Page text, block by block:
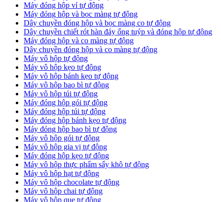
Máy đóng hộp vỉ tự động
Máy đóng hộp và bọc màng tự động
Dây chuyền đóng hộp và bọc màng co tự động
Dây chuyền chiết rót hàn đáy ống tuýp và đóng hộp tự động
Máy đóng hộp và co màng tự động
Dây chuyền đóng hộp và co màng tự động
Máy vô hộp tự động
Máy vô hộp kẹo tự động
Máy vô hộp bánh kẹo tự động
Máy vô hộp bao bì tự động
Máy vô hộp túi tự động
Máy đóng hộp gói tự động
Máy đóng hộp túi tự động
Máy đóng hộp bánh kẹo tự động
Máy đóng hộp bao bì tự động
Máy vô hộp gói tự động
Máy vô hộp gia vị tự động
Máy đóng hộp kẹo tự động
Máy vô hộp thực phẩm sấy khô tự động
Máy vô hộp hạt tự động
Máy vô hộp chocolate tự động
Máy vô hộp chai tự động
Máy vô hộp que tự động